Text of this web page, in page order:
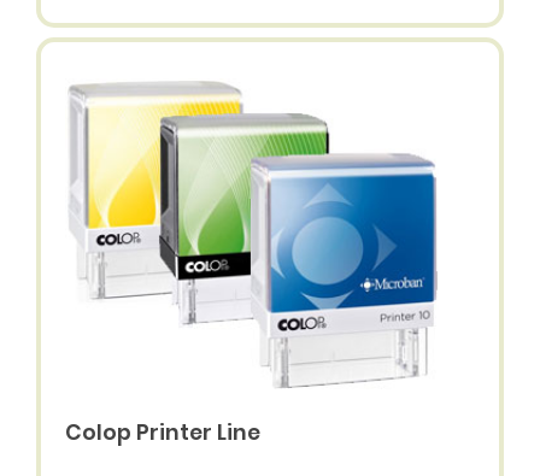
Colop Printer Line